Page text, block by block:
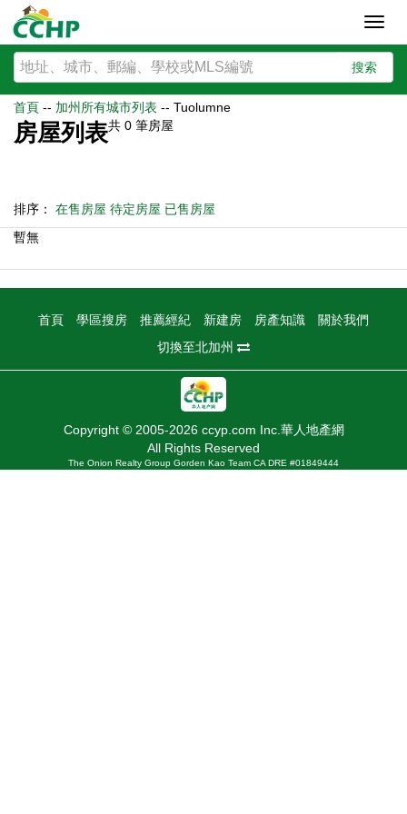
搜索
首頁 -- 加州所有城市列表 -- Tuolumne
房屋列表共 0 筆房屋
排序： 在售房屋 待定房屋 已售房屋
暫無
首頁 學區搜房 推薦經紀 新建房 房產知識
關於我們
切換至北加州
Copyright © 2005-2026 ccyp.com Inc.華人地產網
All Rights Reserved
The Onion Realty Group Gorden Kao Team CA DRE #01849444